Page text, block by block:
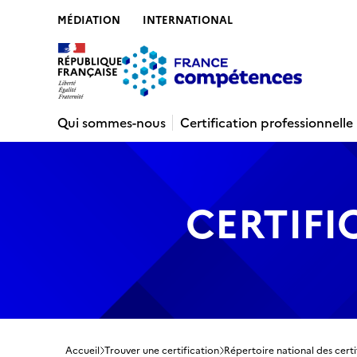
MÉDIATION INTERNATIONAL
Qui sommes-nous
Certification professionnelle
Accueil Trouver une certification Répertoire national des